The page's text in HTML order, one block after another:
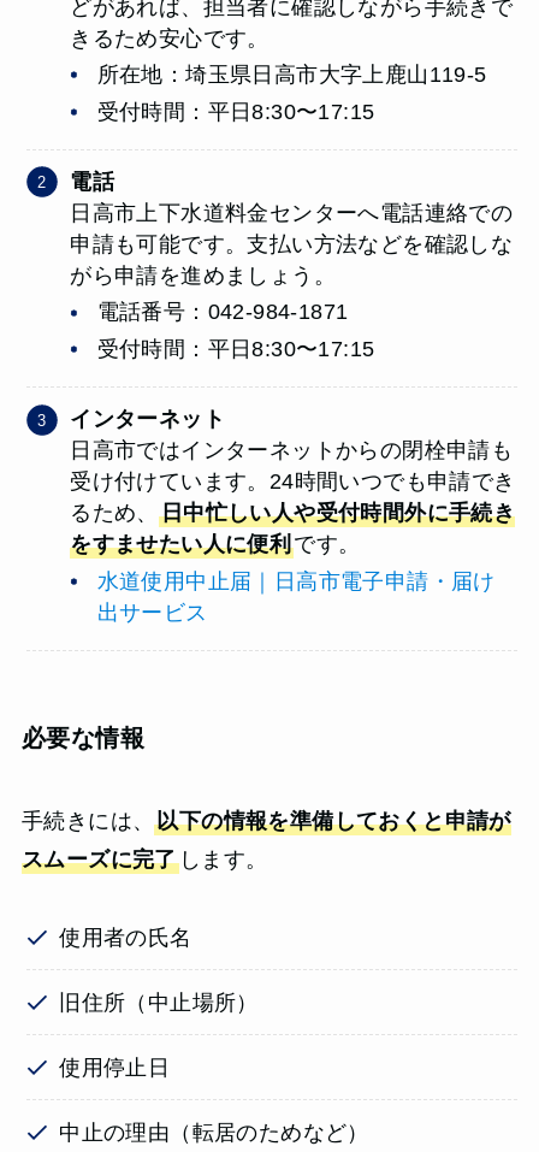
どがあれば、担当者に確認しながら手続きで
きるため安心です。
所在地：埼玉県日高市大字上鹿山119-5
受付時間：平日8:30〜17:15
電話
日高市上下水道料金センターへ電話連絡での
申請も可能です。支払い方法などを確認しな
がら申請を進めましょう。
電話番号：042-984-1871
受付時間：平日8:30〜17:15
インターネット
日高市ではインターネットからの閉栓申請も
受け付けています。24時間いつでも申請でき
るため、 日中忙しい人や受付時間外に手続き
をすませたい人に便利です。
水道使用中止届｜日高市電子申請・届け
出サービス
必要な情報
手続きには、以下の情報を準備しておくと申請が
スムーズに完了します。
使用者の氏名
旧住所（中止場所）
使用停止日
中止の理由（転居のためなど）